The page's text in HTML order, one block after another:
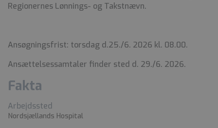
Regionernes Lønnings- og Takstnævn.
Ansøgningsfrist: torsdag d.25./6. 2026 kl. 08.00.
Ansættelsessamtaler finder sted d. 29./6. 2026.
Fakta
Arbejdssted
Nordsjællands Hospital